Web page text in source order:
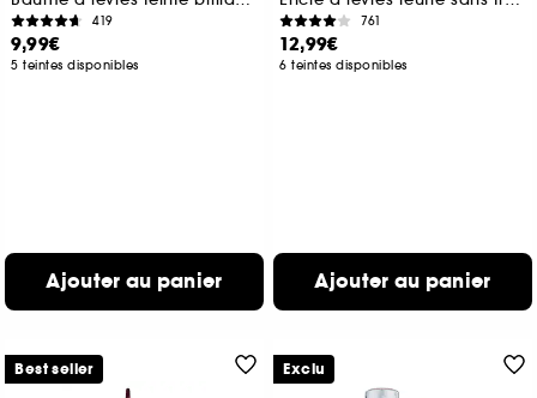
419
9,99€
5 teintes disponibles
Ajouter au panier
761
12,99€
6 teintes disponibles
Ajouter au panier
Best seller Exclu